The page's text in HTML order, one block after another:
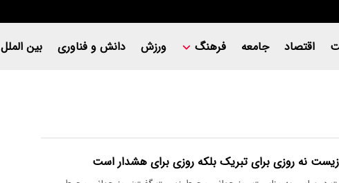
اقتصاد جامعه فرهنگ ورزش دانش و فناوری بین الملل
نه روزی برای تبریک بلکه روزی برای هشدار است